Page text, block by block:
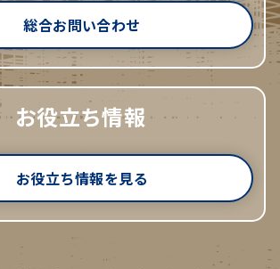
総合お問い合わせ
お役立ち情報
お役立ち情報を見る